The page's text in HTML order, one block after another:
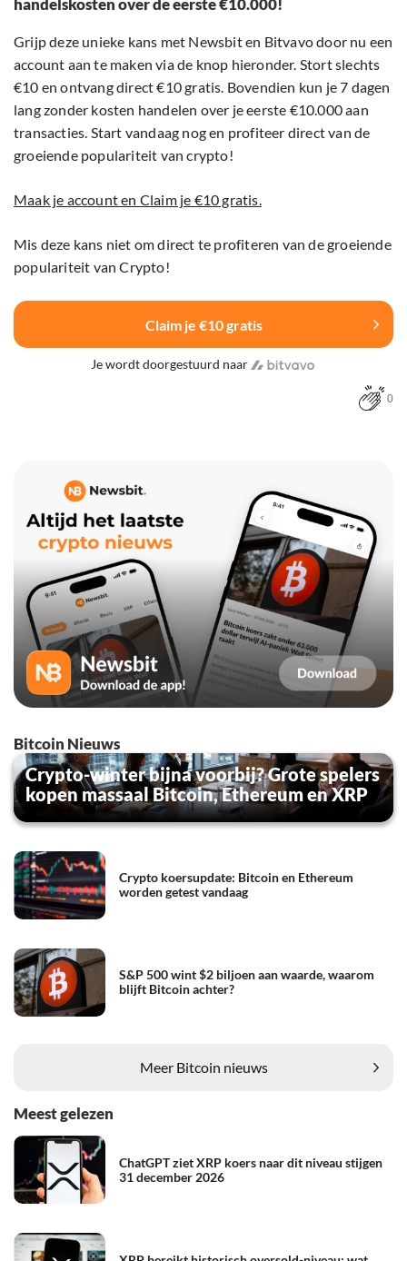
handelskosten over de eerste €10.000!
Grijp deze unieke kans met Newsbit en Bitvavo door nu een
account aan te maken via de knop hieronder. Stort slechts
€10 en ontvang direct €10 gratis. Bovendien kun je 7 dagen
lang zonder kosten handelen over je eerste €10.000 aan
transacties. Start vandaag nog en profiteer direct van de
groeiende populariteit van crypto!
Maak je account en Claim je €10 gratis.
Mis deze kans niet om direct te profiteren van de groeiende
populariteit van Crypto!
Claim je €10 gratis
Je wordt doorgestuurd naar
0
Bitcoin Nieuws
Crypto-winter bijna voorbij? Grote spelers
kopen massaal Bitcoin, Ethereum en XRP
Crypto koersupdate: Bitcoin en Ethereum
worden getest vandaag
S&P 500 wint $2 biljoen aan waarde, waarom
blijft Bitcoin achter?
Meer Bitcoin nieuws
Meest gelezen
ChatGPT ziet XRP koers naar dit niveau stijgen
31 december 2026